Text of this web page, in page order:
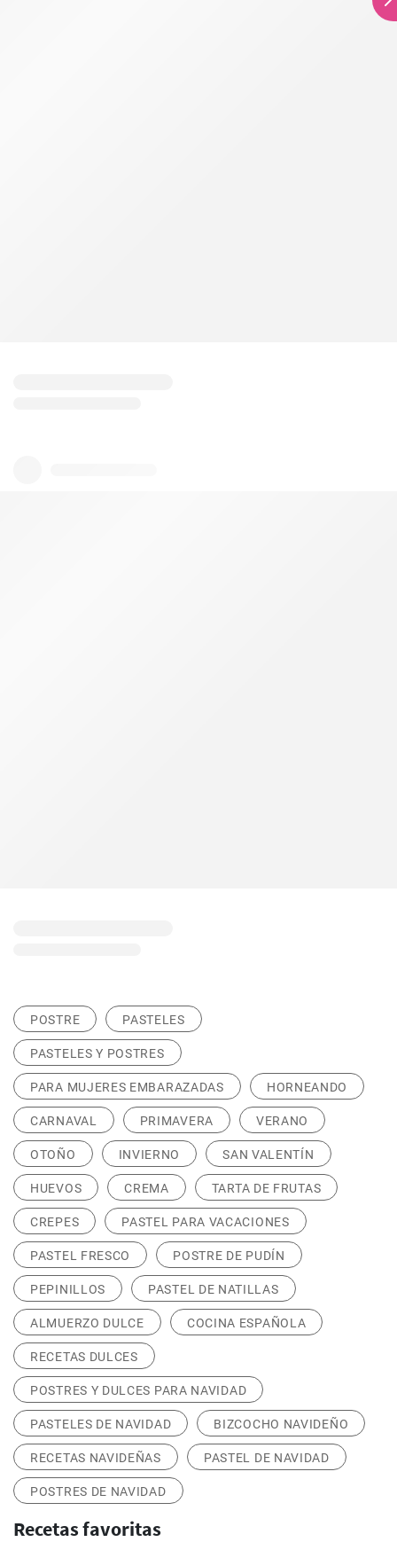
POSTRE PASTELES
PASTELES Y POSTRES
PARA MUJERES EMBARAZADAS HORNEANDO
CARNAVAL PRIMAVERA VERANO
OTOÑO INVIERNO SAN VALENTÍN
HUEVOS CREMA TARTA DE FRUTAS
CREPES PASTEL PARA VACACIONES
PASTEL FRESCO POSTRE DE PUDÍN
PEPINILLOS PASTEL DE NATILLAS
ALMUERZO DULCE COCINA ESPAÑOLA
RECETAS DULCES
POSTRES Y DULCES PARA NAVIDAD
PASTELES DE NAVIDAD BIZCOCHO NAVIDEÑO
RECETAS NAVIDEÑAS PASTEL DE NAVIDAD
POSTRES DE NAVIDAD
Recetas favoritas